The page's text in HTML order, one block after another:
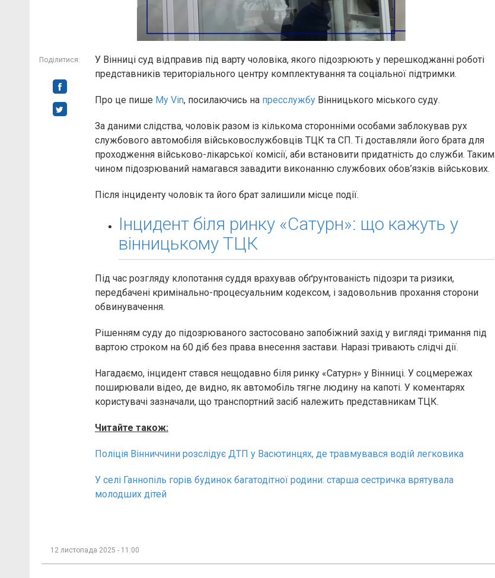
Поділитися:
У Вінниці суд відправив під варту чоловіка, якого підозрюють у перешкоджанні роботі
представників територіального центру комплектування та соціальної підтримки.
Про це пише My Vin, посилаючись на пресслужбу Вінницького міського суду.
За даними слідства, чоловік разом із кількома сторонніми особами заблокував рух
службового автомобіля військовослужбовців ТЦК та СП. Ті доставляли його брата для
проходження військово-лікарської комісії, аби встановити придатність до служби. Таким
чином підозрюваний намагався завадити виконанню службових обов’язків військових.
Після інциденту чоловік та його брат залишили місце події.
Інцидент біля ринку «Сатурн»: що кажуть у
вінницькому ТЦК
Під час розгляду клопотання суддя врахував обґрунтованість підозри та ризики,
передбачені кримінально-процесуальним кодексом, і задовольнив прохання сторони
обвинувачення.
Рішенням суду до підозрюваного застосовано запобіжний захід у вигляді тримання під
вартою строком на 60 діб без права внесення застави. Наразі тривають слідчі дії.
Нагадаємо, інцидент стався нещодавно біля ринку «Сатурн» у Вінниці. У соцмережах
поширювали відео, де видно, як автомобіль тягне людину на капоті. У коментарях
користувачі зазначали, що транспортний засіб належить представникам ТЦК.
Читайте також:
Поліція Вінниччини розслідує ДТП у Васютинцях, де травмувався водій легковика
У селі Ганнопіль горів будинок багатодітної родини: старша сестричка врятувала
молодших дітей
12 листопада 2025 - 11:00